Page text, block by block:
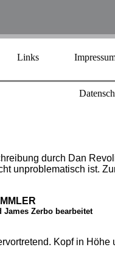
Links
durch Dan
unproblematisch ist.
James Zerbo bearbeitet
Kopf in Höhe